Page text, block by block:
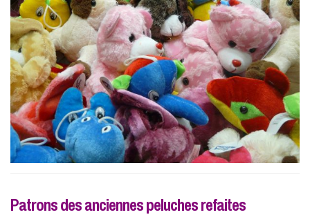
Patrons des anciennes peluches refaites